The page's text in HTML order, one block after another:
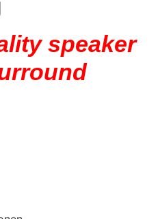
speaker